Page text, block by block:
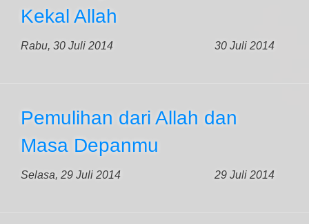
Kekal Allah
Rabu, 30 Juli 2014 30 Juli 2014
Pemulihan dari Allah dan
Masa Depanmu
Selasa, 29 Juli 2014 29 Juli 2014